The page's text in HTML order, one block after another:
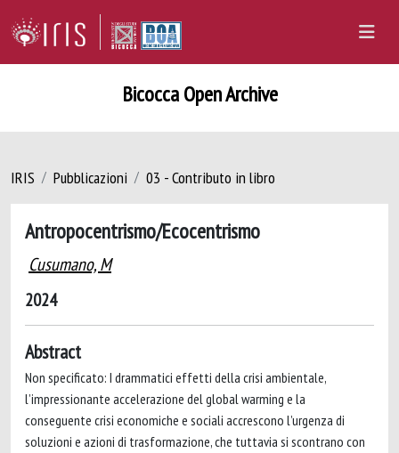
Bicocca Open Archive
IRIS Pubblicazioni 03 - Contributo in libro
Antropocentrismo/Ecocentrismo
Cusumano, M
2024
Abstract
Non specificato: I drammatici effetti della crisi ambientale,
l’impressionante accelerazione del global warming e la
conseguente crisi economiche e sociali accrescono l’urgenza di
soluzioni e azioni di trasformazione, che tuttavia si scontrano con